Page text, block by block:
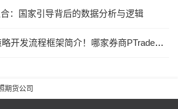
：国家引导背后的数据分析与逻辑
PTrade量化交易—策略开发流程框架简介！哪家券商PTrade低门槛申请，PTrade免费使用！
期货公司